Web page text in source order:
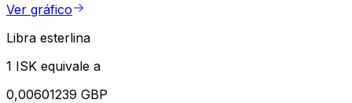
Ver gráfico
Libra esterlina
1 ISK equivale a
0,00601239 GBP